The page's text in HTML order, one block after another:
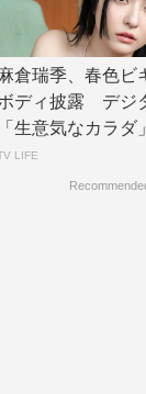
倉瑞季、春色ビ
ディ披露 デジ
「生意気なカラダ
開 | TV L...
LIFE